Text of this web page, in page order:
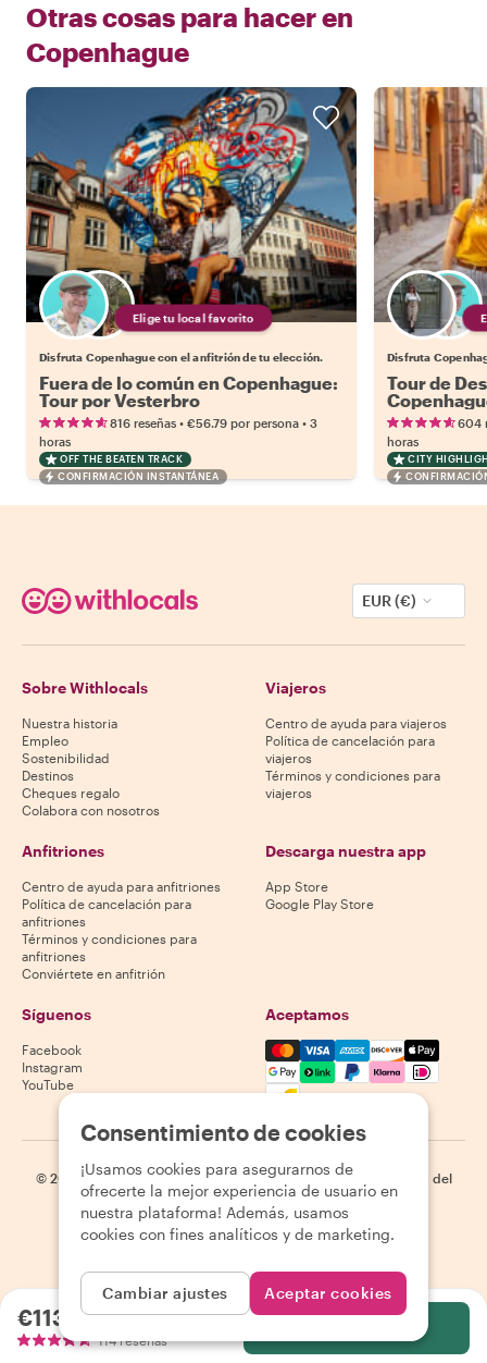
Otras cosas para hacer en
Copenhague
Elige tu local favorito
Disfruta Copenhague con el anfitrión de tu elección.
Fuera de lo común en Copenhague:
Tour por Vesterbro
816 reseñas • €56.79 por persona • 3
horas
OFF THE BEATEN TRACK
CONFIRMACIÓN INSTANTÁNEA
Disfruta
Tour de
604
horas
CITY
€113.19por persona
114 reseñas
EUR (€)
Sobre Withlocals
Nuestra historia
Empleo
Sostenibilidad
Destinos
Cheques regalo
Colabora con nosotros
Viajeros
Centro de ayuda para viajeros
Política de cancelación para
viajeros
Términos y condiciones para
viajeros
Anfitriones
Centro de ayuda para anfitriones
Política de cancelación para
anfitriones
Términos y condiciones para
anfitriones
Conviértete en anfitrión
Descarga nuestra app
App Store
Google Play Store
Síguenos
Facebook
Instagram
YouTube
Aceptamos
Mastercard, Visa, Amex,
© 2026 Withlocals.com | Política de privacidad | Cookies
Mapa del
sitio
Consentimiento de cookies
¡Usamos cookies para asegurarnos de
ofrecerte la mejor experiencia de usuario en
nuestra plataforma! Además, usamos
cookies con fines analíticos y de marketing.
Cambiar ajustes Aceptar cookies